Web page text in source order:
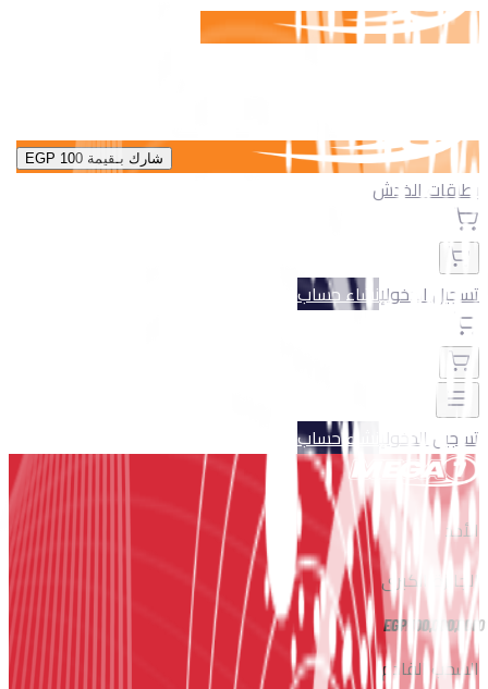
شارك بـقيمة EGP 100
بطاقات الخدش
تسجيل الدخولإنشاء حساب
تسجيل الدخول إنشاء حساب
الأحد
الجائزة الكبرى
EGP100,000,000
السحب القادم